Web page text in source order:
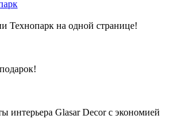
Технопарк на одной странице!
интерьера Glasar Decor с экономией